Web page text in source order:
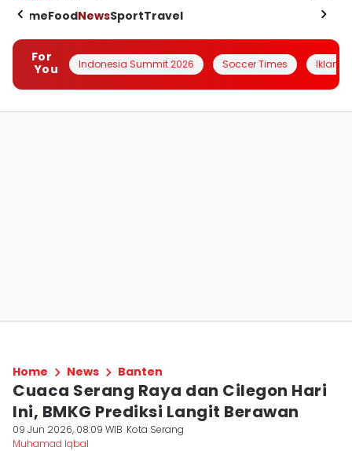
HomeFoodNewsSportTravel
For
You
Indonesia Summit 2026 Soccer Times Iklanin
Home News Banten
Cuaca Serang Raya dan Cilegon Hari
Ini, BMKG Prediksi Langit Berawan
09 Jun 2026, 08:09 WIB Kota Serang
Muhamad Iqbal